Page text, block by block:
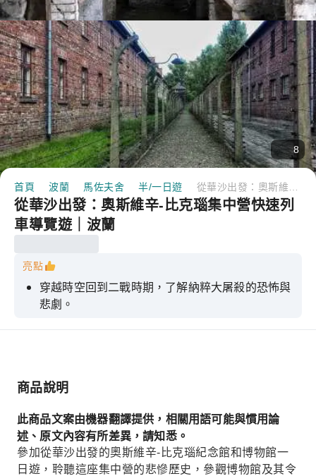
8
首頁 波蘭 馬佐夫舍 半/一日遊
從華沙出發：奧斯維辛-比克瑙集中營快速列
車導覽遊｜波蘭
亮點
穿越時空回到二戰時期，了解納粹大屠殺的恐怖與
悲劇。
參觀奧斯威辛集中營的原貌：道路、圍欄、瞭望塔
維辛博物館二號館（比克瑙）。
需 2.5 小時。
乘坐由英語司機駕駛的車輛，從克拉科夫輕鬆前往
奧斯維辛。
商品說明
此商品文案由機器翻譯提供，相關用語可能與慣用論
述、原文內容有所差異，請知悉。
參加從華沙出發的奧斯維辛-比克瑙紀念館和博物館一
日遊，聆聽這座集中營的悲慘歷史，參觀博物館及其令